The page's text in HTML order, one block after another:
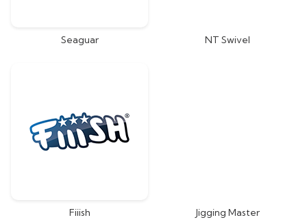
Seaguar NT Swivel
Fiiish Jigging Master